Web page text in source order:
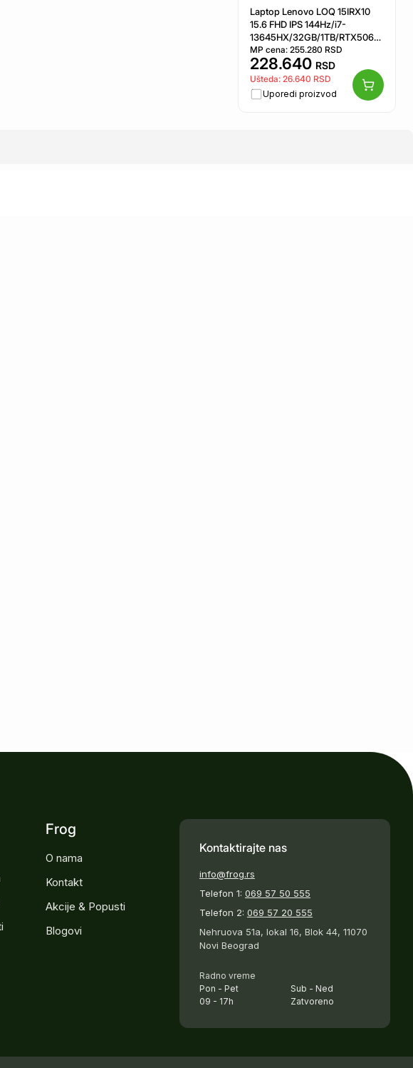
Laptop Lenovo LOQ 15IRX10
15.6 FHD IPS 144Hz/i7-
13645HX/32GB/1TB/RTX5060
8GB/83JE01A7YA
MP cena: 255.280 RSD
228.640 RSD
Ušteda: 26.640 RSD
Uporedi proizvod
Frog
O nama
Kontakt
Akcije & Popusti
Blogovi
Kontaktirajte nas
info@frog.rs
Telefon 1: 069 57 50 555
Telefon 2: 069 57 20 555
Nehruova 51a, lokal 16, Blok 44, 11070
Novi Beograd
Radno vreme
Pon - Pet
09 - 17h
Sub - Ned
Zatvoreno